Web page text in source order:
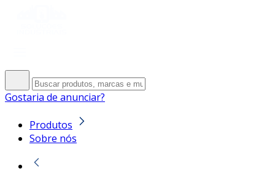
Gostaria de anunciar?
Produtos
Sobre nós